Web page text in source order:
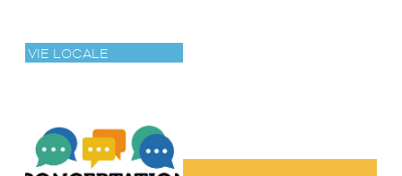
VIE LOCALE